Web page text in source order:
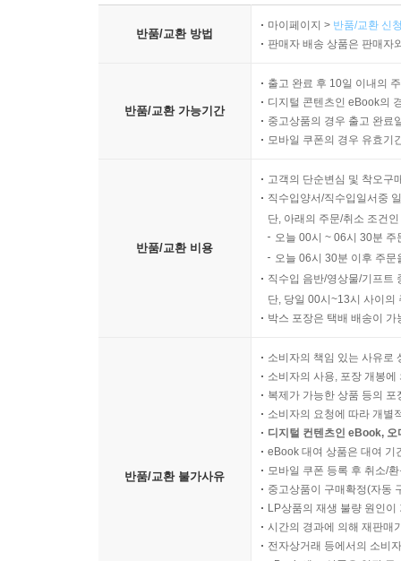
반품/교환 방법
마이페이지 > 반품/교환 신
판매자 배송 상품은 판매자
반품/교환 가능기간
출고 완료 후 10일 이내의
디지털 콘텐츠인 eBook의
중고상품의 경우 출고 완료
모바일 쿠폰의 경우 유효기
반품/교환 비용
고객의 단순변심 및 착오구
직수입양서/직수입일서중
단, 아래의 주문/취소 조건
오늘 00시 ~ 06시 30분
오늘 06시 30분 이후 주
직수입 음반/영상물/기프트
단, 당일 00시~13시 사이의
박스 포장은 택배 배송이
반품/교환 불가사유
소비자의 책임 있는 사유로
소비자의 사용, 포장 개봉
복제가 가능한 상품 등의
소비자의 요청에 따라 개별
디지털 컨텐츠인 eBook,
eBook 대여 상품은 대여 기
모바일 쿠폰 등록 후 취소/
중고상품이 구매확정(자동
LP상품의 재생 불량 원인
시간의 경과에 의해 재판매
전자상거래 등에서의 소비